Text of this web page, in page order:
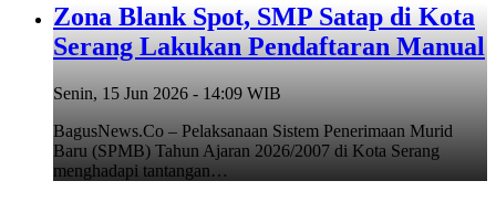
Zona Blank Spot, SMP Satap di Kota
Serang Lakukan Pendaftaran Manual
Senin, 15 Jun 2026 - 14:09 WIB
BagusNews.Co – Pelaksanaan Sistem Penerimaan Murid
Baru (SPMB) Tahun Ajaran 2026/2007 di Kota Serang
menghadapi tantangan…